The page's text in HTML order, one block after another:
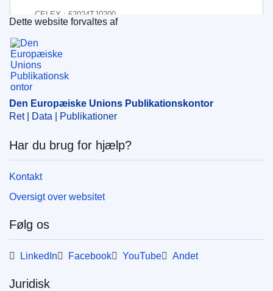
CELEX : 62024TJ0200
Den Europæiske Unions Publikationskontor
Dette website forvaltes af
Den Europæiske Unions Publikationskontor
Ret | Data | Publikationer
Har du brug for hjælp?
Kontakt
Oversigt over websitet
Følg os
LinkedIn Facebook YouTube Andet
Juridisk